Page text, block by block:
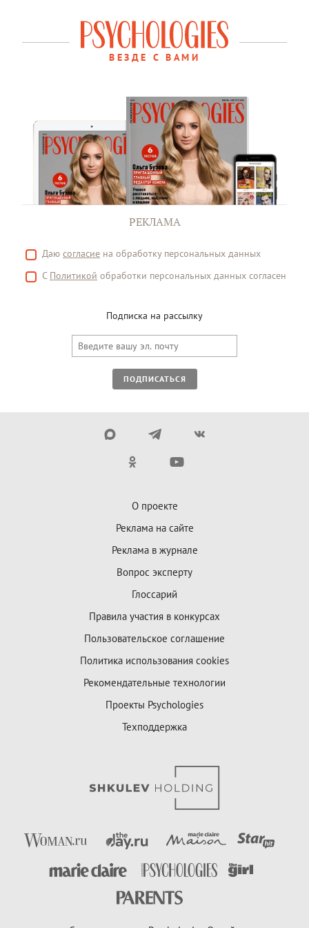
ВЕЗДЕ С ВАМИ
РЕКЛАМА
Даю согласие на обработку персональных данных
С Политикой обработки персональных данных согласен
Подписка на рассылку
ПОДПИСАТЬСЯ
О проекте
Реклама на сайте
Реклама в журнале
Вопрос эксперту
Глоссарий
Правила участия в конкурсах
Пользовательское соглашение
Политика использования cookies
Рекомендательные технологии
Проекты Psychologies
Техподдержка